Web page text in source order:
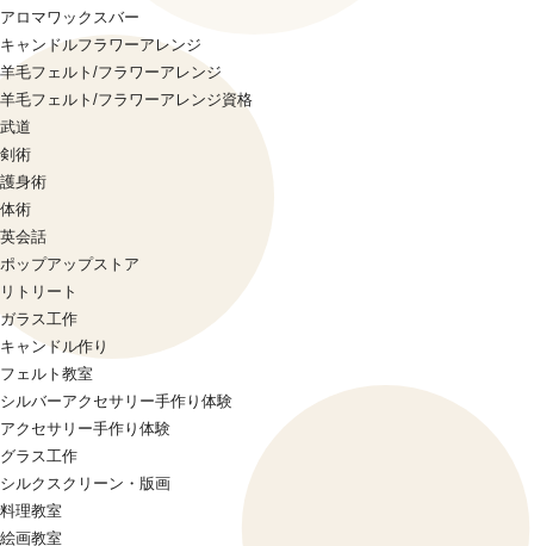
アロマワックスバー
キャンドルフラワーアレンジ
羊毛フェルト/フラワーアレンジ
羊毛フェルト/フラワーアレンジ資格
武道
剣術
護身術
体術
英会話
ポップアップストア
リトリート
ガラス工作
キャンドル作り
フェルト教室
シルバーアクセサリー手作り体験
アクセサリー手作り体験
グラス工作
シルクスクリーン・版画
料理教室
絵画教室